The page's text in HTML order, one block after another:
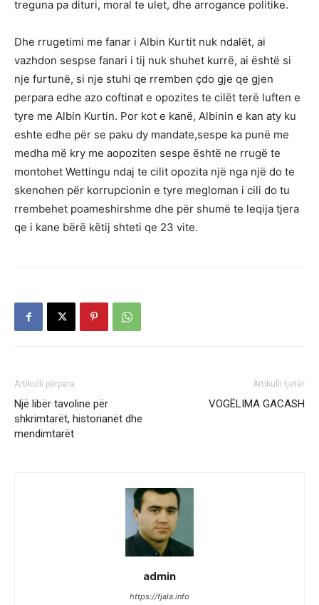
treguna pa dituri, moral te ulet, dhe arrogance politike.
Dhe rrugetimi me fanar i Albin Kurtit nuk ndalët, ai
vazhdon sespse fanari i tij nuk shuhet kurrë, ai është si
nje furtunë, si nje stuhi qe rremben çdo gje qe gjen
perpara edhe azo coftinat e opozites te cilët terë luften e
tyre me Albin Kurtin. Por kot e kanë, Albinin e kan aty ku
eshte edhe për se paku dy mandate,sespe ka punë me
medha më kry me aopoziten sespe është ne rrugë te
montohet Wettingu ndaj te cilit opozita një nga një do te
skenohen për korrupcionin e tyre megloman i cili do tu
rrembehet poameshirshme dhe për shumë te leqija tjera
qe i kane bërë këtij shteti qe 23 vite.
Artikulli përpara
Një libër tavoline për
shkrimtarët, historianët dhe
mendimtarët
Artikulli tjetër
VOGËLIMA GACASH
admin
https://fjala.info